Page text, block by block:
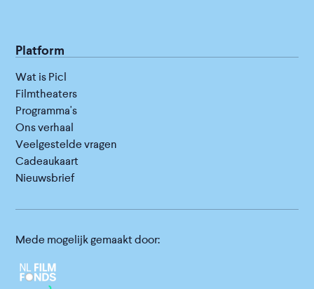
Platform
Wat is Picl
Filmtheaters
Programma's
Ons verhaal
Veelgestelde vragen
Cadeaukaart
Nieuwsbrief
Mede mogelijk gemaakt door: